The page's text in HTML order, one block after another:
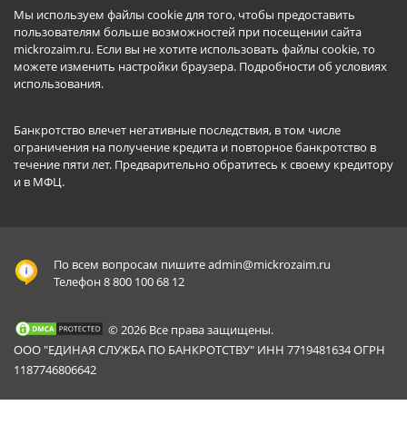
Мы используем файлы cookie для того, чтобы предоставить
пользователям больше возможностей при посещении сайта
mickrozaim.ru. Если вы не хотите использовать файлы cookie, то
можете изменить настройки браузера. Подробности об условиях
использования.
Банкротство влечет негативные последствия, в том числе
ограничения на получение кредита и повторное банкротство в
течение пяти лет. Предварительно обратитесь к своему кредитору
и в МФЦ.
По всем вопросам пишитеadmin@mickrozaim.ru
Телефон 8 800 100 68 12
© 2026 Все права защищены.
ООО "ЕДИНАЯ СЛУЖБА ПО БАНКРОТСТВУ" ИНН 7719481634 ОГРН
1187746806642